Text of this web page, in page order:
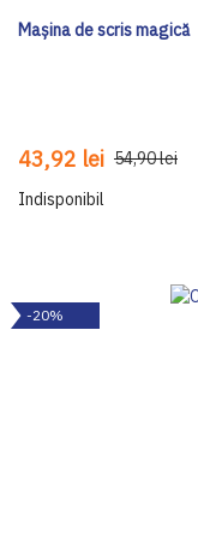
Mașina de scris magică
43,92 lei 54,90 lei
Indisponibil
-20%